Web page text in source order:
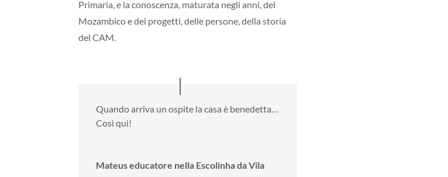
Primaria, e la conoscenza, maturata negli anni, del
Mozambico e dei progetti, delle persone, della storia
del CAM.
Quando arriva un ospite la casa è benedetta…
Così qui!
Mateus educatore nella Escolinha da Vila